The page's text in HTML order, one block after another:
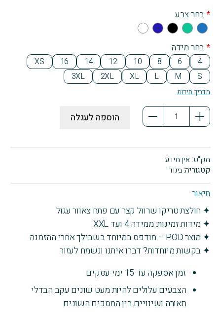
*בחר צבע
Blu
e
Gre
Bla
Na
Blu
e
Whi
*בחר מידה
4
6
8
10
12
14
16
XS
S
M
L
XL
2XL
3XL
מדריך מידות
כמות
ביכורים
-
אפרוח
-
חג
שבועות
-
לילדים
הוספה לעגלה
תיאור
✦ חולצת טריקו שרוול קצר עם פתח צאוור עגול
✦ מידות זמינות: ממידה 4 ועד XXL
✦ מוצר POD – מודפס במיוחד בשבילך אחרי ההזמנה
✦ בקשות מיוחדות? דברו איתנו ונשמח לעזור
זמן אספקה עד 15 ימי עסקים
הצבעים עלולים להיות מעט שונים עקב הבדלי
תאורה ושינויים בין המסכים השונים
מק"ט: אין מידע
קטגוריה: ביגוד